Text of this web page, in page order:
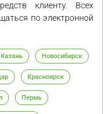
клиенту. Всех
по электронной
Казань Новосибирск
Красноярск
Пермь